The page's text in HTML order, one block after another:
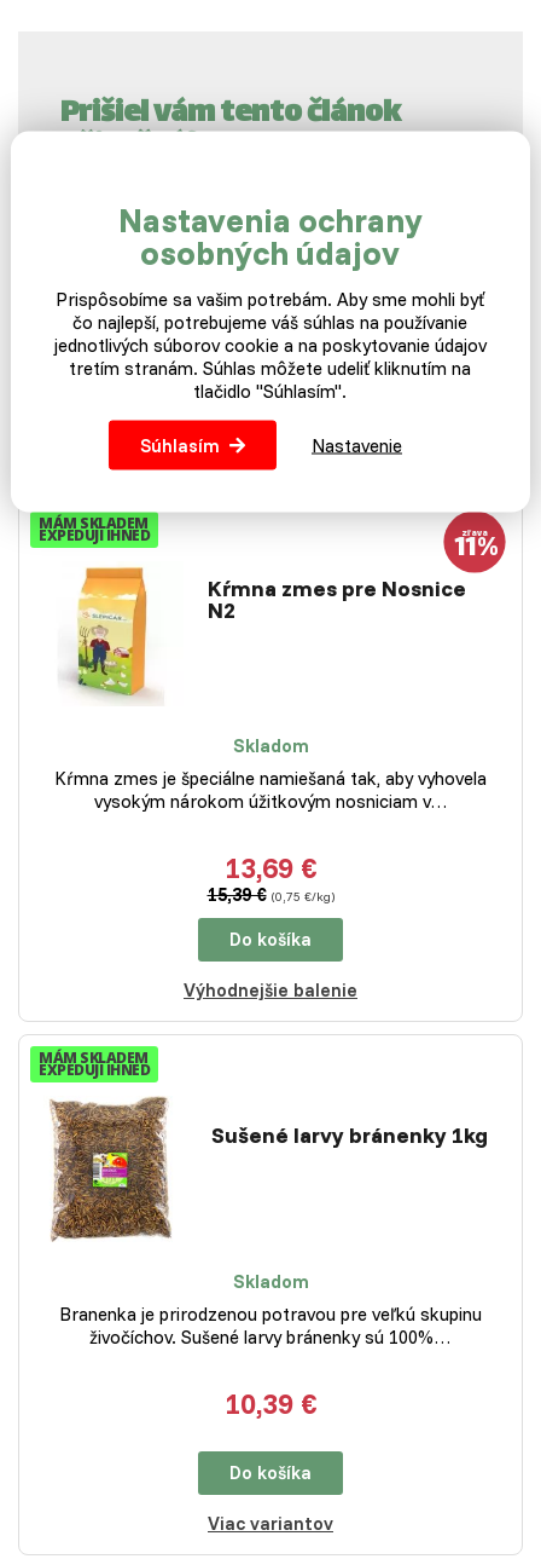
Prišiel vám tento článok
užitočný?
radosť z objavovania nových súvislostí, ste na
správnom mieste.
Ďalšie články
krmivo Hrabavá hydina
MÁM SKLADEM
EXPEDUJI IHNED
Kŕmna zmes pre Nosnice
N2
Skladom
Kŕmna zmes je špeciálne namiešaná tak, aby vyhovela
vysokým nárokom úžitkovým nosniciam v…
13,69 €
15,39 € (0,75 €/kg)
Do košíka
Výhodnejšie balenie
MÁM SKLADEM
EXPEDUJI IHNED
Sušené larvy bránenky 1kg
Skladom
Branenka je prirodzenou potravou pre veľkú skupinu
živočíchov. Sušené larvy bránenky sú 100%…
10,39 €
Do košíka
Viac variantov
Nastavenia ochrany
osobných údajov
Prispôsobíme sa vašim potrebám. Aby sme mohli byť
čo najlepší, potrebujeme váš súhlas na používanie
jednotlivých súborov cookie a na poskytovanie údajov
tretím stranám. Súhlas môžete udeliť kliknutím na
tlačidlo "Súhlasím".
Súhlasím Nastavenie